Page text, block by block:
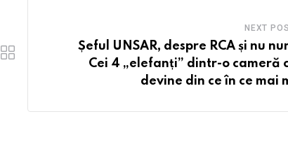
NEXT
Șeful UNSAR, despre RCA și nu
Cei 4 „elefanți” dintr-o cameră
devine din ce în ce mai